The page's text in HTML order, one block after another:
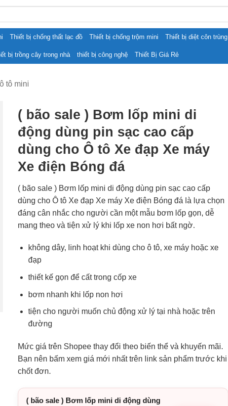
Thiết bị chống thất lạc đồ Thiết bị chống trộm mini Thiết bị diệt côn trùng
bị trồng cây trong nhà thiết bị công nghệ Thiết Bị Giá Rẻ
tô mini
( bão sale ) Bơm lốp mini di
động dùng pin sạc cao cấp
dùng cho Ô tô Xe đạp Xe máy
Xe điện Bóng đá
( bão sale ) Bơm lốp mini di động dùng pin sạc cao cấp
dùng cho Ô tô Xe đạp Xe máy Xe điện Bóng đá là lựa chọn
đáng cân nhắc cho người cần một mẫu bơm lốp gọn, dễ
mang theo và tiện xử lý khi lốp xe non hơi bất ngờ.
không dây, linh hoạt khi dùng cho ô tô, xe máy hoặc xe
đạp
thiết kế gọn để cất trong cốp xe
bơm nhanh khi lốp non hơi
tiện cho người muốn chủ động xử lý tại nhà hoặc trên
đường
Mức giá trên Shopee thay đổi theo biến thể và khuyến mãi.
Bạn nên bấm xem giá mới nhất trên link sản phẩm trước khi
chốt đơn.
( bão sale ) Bơm lốp mini di động dùng